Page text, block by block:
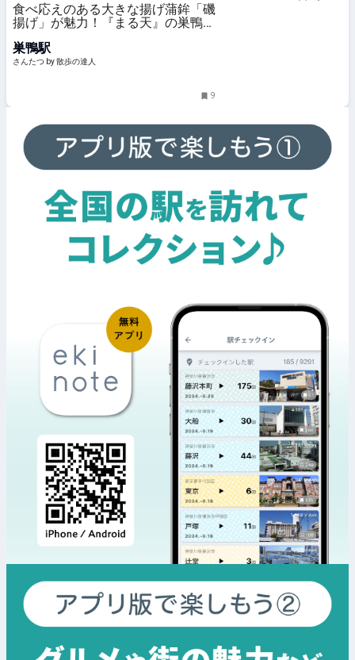
食べ応えのある大きな揚げ蒲鉾「磯
揚げ」が魅力！『まる天』の巣鴨店
巣鴨駅
さんたつ by 散歩の達人
9